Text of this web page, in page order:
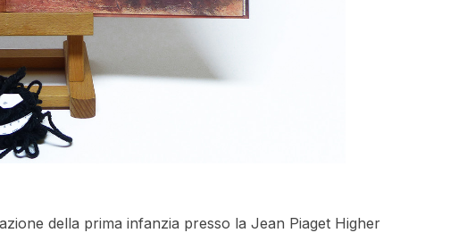
della prima infanzia presso la Jean Piaget Higher